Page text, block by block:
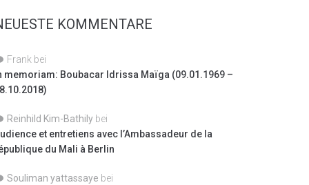
KOMMENTARE
Frank bei
memoriam: Boubacar Idrissa Maïga (09.01.1969 –
Reinhild Kim-Bathily bei
et entretiens avec l’Ambassadeur de la
du Mali à Berlin
Souliman yattassaye bei